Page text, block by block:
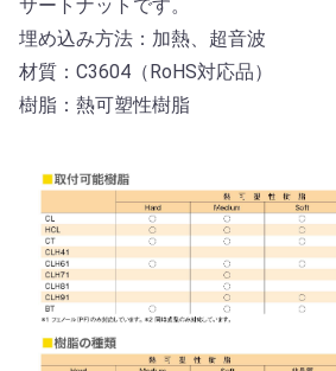
サートナットです。
埋め込み方法：加熱、超音波
材質：C3604（RoHS対応品）
樹脂：熱可塑性樹脂